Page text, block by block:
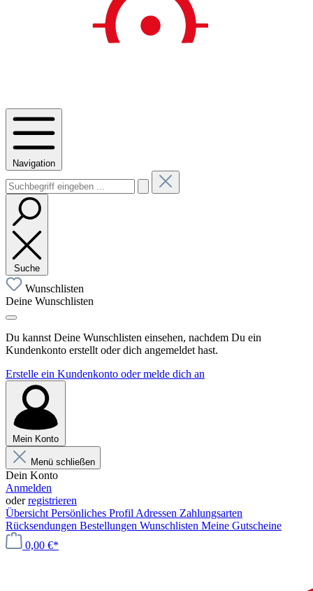
Navigation
Suche
Wunschlisten
Deine Wunschlisten
Du kannst Deine Wunschlisten einsehen, nachdem Du ein
Kundenkonto erstellt oder dich angemeldet hast.
Erstelle ein Kundenkonto oder melde dich an
Mein Konto
Menü schließen
Dein Konto
Anmelden
oderregistrieren
Übersicht Persönliches Profil Adressen Zahlungsarten
Rücksendungen Bestellungen Wunschlisten Meine Gutscheine
0,00 €*